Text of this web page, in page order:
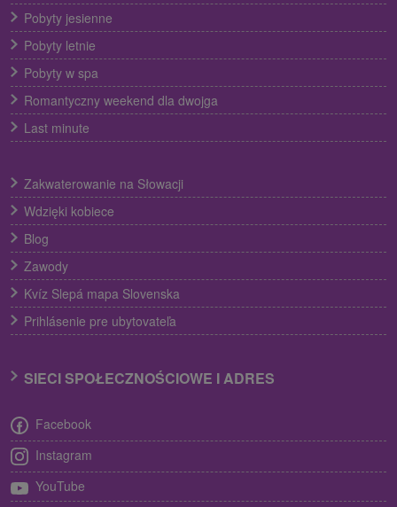
Pobyty jesienne
Pobyty letnie
Pobyty w spa
Romantyczny weekend dla dwojga
Last minute
Zakwaterowanie na Słowacji
Wdzięki kobiece
Blog
Zawody
Kvíz Slepá mapa Slovenska
Prihlásenie pre ubytovateľa
SIECI SPOŁECZNOŚCIOWE I ADRES
Facebook
Instagram
YouTube